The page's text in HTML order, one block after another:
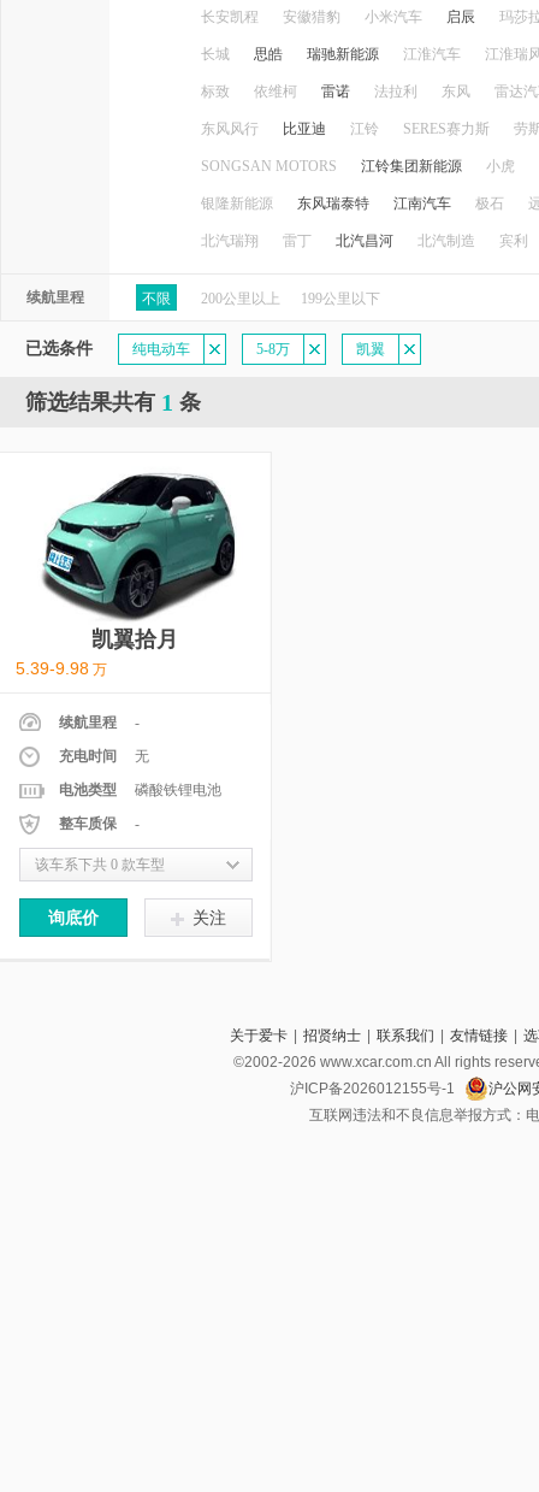
长安凯程 安徽猎豹 小米汽车 启辰 玛莎
长城 思皓 瑞驰新能源 江淮汽车 江淮瑞
标致 依维柯 雷诺 法拉利 东风 雷达
东风风行 比亚迪 江铃 SERES赛力斯 劳
SONGSAN MOTORS 江铃集团新能源 小虎
银隆新能源 东风瑞泰特 江南汽车 极石
北汽瑞翔 雷丁 北汽昌河 北汽制造 宾利
续航里程 不限 200公里以上 199公里以下
已选条件 纯电动车 5-8万 凯翼
筛选结果共有 1 条
凯翼拾月
5.39-9.98 万
续航里程
-
充电时间
无
电池类型
磷酸铁锂电池
整车质保
-
该车系下共 0 款车型
询底价 关注
关于爱卡 招贤纳士 联系我们 友情链接
©2002-2026 www.xcar.com.cn All rights
沪ICP备2026012155号-1
沪公网
互联网违法和不良信息举报方式：